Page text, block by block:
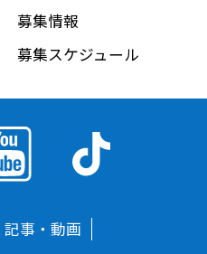
募集情報
募集スケジュール
記事・動画